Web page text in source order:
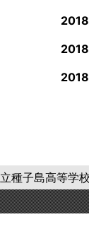
立種子島高等